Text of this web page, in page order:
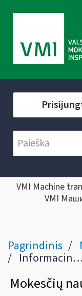
VMI Machine
VMI
Pagrindinis
Informacinis pranešimas dėl Mėnesinės pajamų mokesčio deklaracijos GPM313 formos taisyklių pakeitimo
Mokesčių